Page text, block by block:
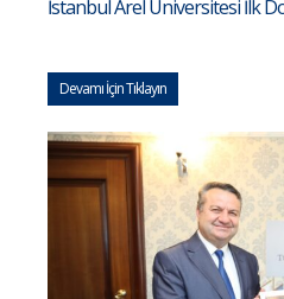
İstanbul Arel Üniversitesi İlk
Devamı İçin Tıklayın